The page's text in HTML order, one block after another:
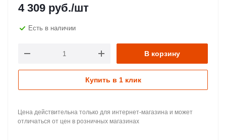
4 309 руб./шт
Есть в наличии
В корзину
Купить в 1 клик
Цена действительна только для интернет-магазина и может
отличаться от цен в розничных магазинах